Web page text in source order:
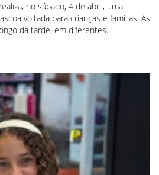
no sábado, 4 de abril, uma
voltada para crianças e famílias. As
da tarde, em diferentes...